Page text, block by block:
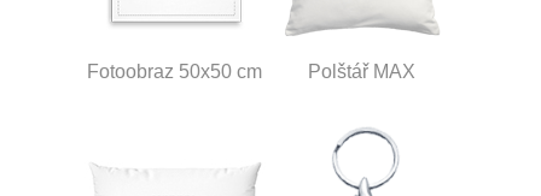
Fotoobraz 50x50 cm Polštář MAX